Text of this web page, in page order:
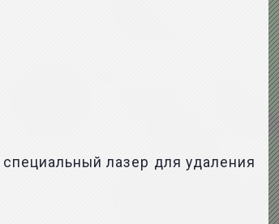
лазер для удаления